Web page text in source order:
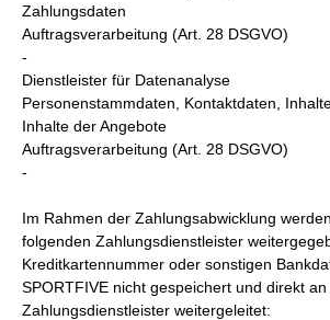
Zahlungsdaten
Auftragsverarbeitung (Art. 28 DSGVO)
-
Dienstleister für Datenanalyse
Personenstammdaten, Kontaktdaten,
Inhalte der Angebote
Auftragsverarbeitung (Art. 28 DSGVO)
-
Im Rahmen der Zahlungsabwicklung
folgenden Zahlungsdienstleister
Kreditkartennummer oder sonstigen
SPORTFIVE nicht gespeichert und direkt an
Zahlungsdienstleister weitergeleitet: